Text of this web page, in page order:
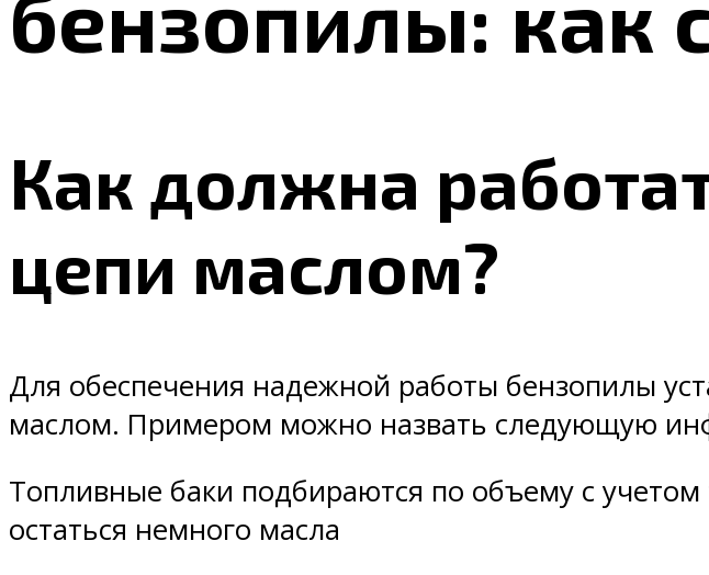
Как должна
цепи маслом?
Для обеспечения надежной работы бензопилы
маслом. Примером можно назвать следующую
Топливные баки подбираются по объему с
остаться немного масла